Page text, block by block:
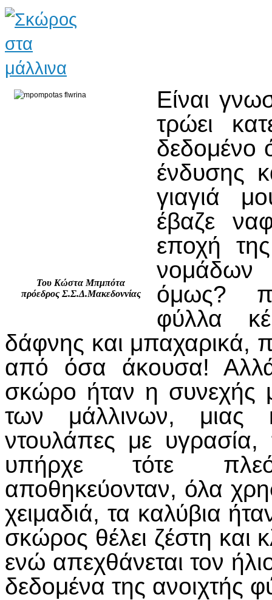
Του Κώστα Μπμπότα
πρόεδρος Σ.Σ.Δ.Μακεδοννίας
Είναι
τρώει
δεδομένο
ένδυσης
γιαγιά
έβαζε
εποχή
νομάδων
όμως?
φύλλα
δάφνης και μπαχαρικά,
από όσα άκουσα!
σκώρο ήταν η συνεχής
των μάλλινων, μιας
ντουλάπες με
υπήρχε τότε
αποθηκεύονταν, όλα
χειμαδιά, τα καλύβια
σκώρος θέλει ζέστη και
ενώ απεχθάνεται τον
δεδομένα της ανοιχτής